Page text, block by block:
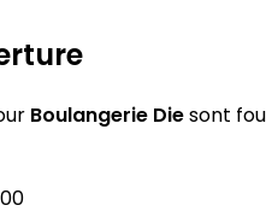
Boulangerie Diesont